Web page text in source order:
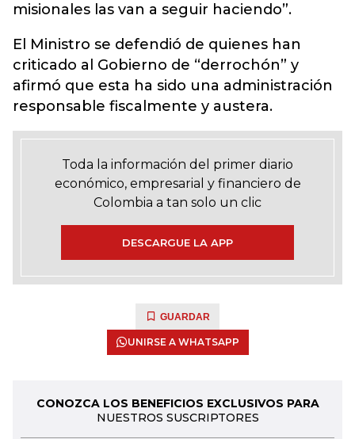
misionales las van a seguir haciendo”.
El Ministro se defendió de quienes han
criticado al Gobierno de “derrochón” y
afirmó que esta ha sido una administración
responsable fiscalmente y austera.
Toda la información del primer diario
económico, empresarial y financiero de
Colombia a tan solo un clic
DESCARGUE LA APP
GUARDAR
UNIRSE A WHATSAPP
CONOZCA LOS BENEFICIOS EXCLUSIVOS PARA
NUESTROS SUSCRIPTORES